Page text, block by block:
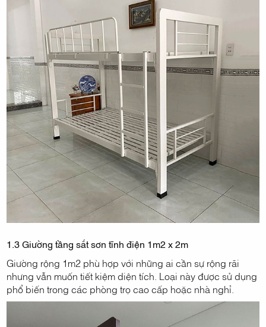
1.3 Giường tầng sắt sơn tĩnh điện 1m2 x 2m
Giường rộng 1m2 phù hợp với những ai cần sự rộng rãi
nhưng vẫn muốn tiết kiệm diện tích. Loại này được sử dụng
phổ biến trong các phòng trọ cao cấp hoặc nhà nghỉ.